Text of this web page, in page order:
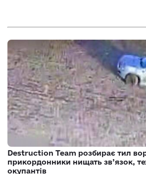
Destruction Team розбирає тил
прикордонники нищать зв’язок,
окупантів